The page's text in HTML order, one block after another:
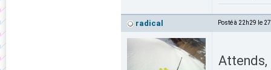
radical Posté à 22h29 le
Attends,